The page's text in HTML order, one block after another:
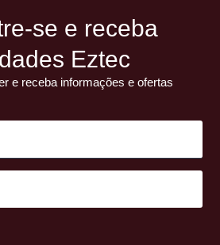
se e receba
Eztec
e receba informações e ofertas